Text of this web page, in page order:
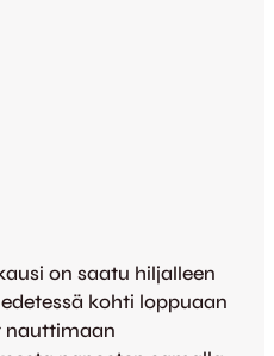
on saatu hiljalleen
kohti loppuaan
nauttimaan